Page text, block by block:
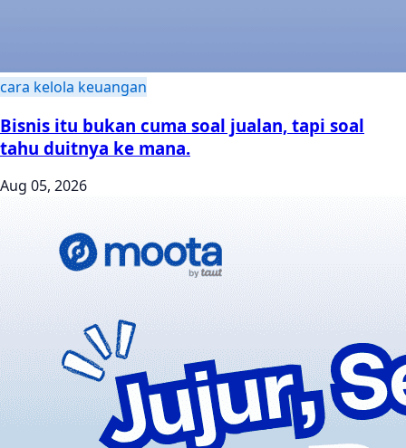
cara kelola keuangan
Bisnis itu bukan cuma soal jualan, tapi soal
tahu duitnya ke mana.
Aug 05, 2026